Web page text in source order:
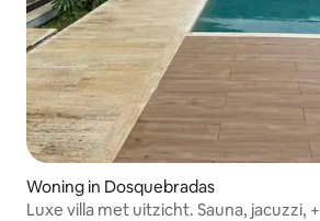
Woning in Dosquebradas
Luxe villa met uitzicht. Sauna, jacuzzi, +